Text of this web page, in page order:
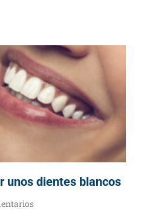
unos dientes blancos